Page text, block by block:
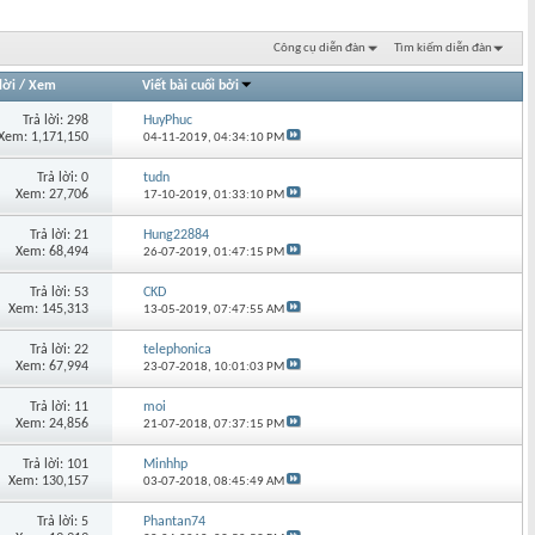
Công cụ diễn đàn Tìm kiếm diễn đàn
/ Xem Viết bài cuối bởi
Trả lời: 298
1,171,150
HuyPhuc
04-11-2019,04:34:10 PM
Trả lời: 0
Xem: 27,706
tudn
17-10-2019,01:33:10 PM
Trả lời: 21
Xem: 68,494
Hung22884
26-07-2019,01:47:15 PM
Trả lời: 53
Xem: 145,313
CKD
13-05-2019,07:47:55 AM
Trả lời: 22
Xem: 67,994
telephonica
23-07-2018, 10:01:03 PM
Trả lời: 11
Xem: 24,856
moi
21-07-2018,07:37:15 PM
Trả lời: 101
Xem: 130,157
Minhhp
03-07-2018,08:45:49 AM
Trả lời: 5
Phantan74